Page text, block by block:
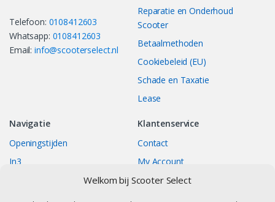
Welkom bij Scooter Select
Telefoon: 0108412603
Whatsapp: 0108412603
Email:info@scooterselect.nl
Reparatie en Onderhoud
Scooter
Betaalmethoden
Cookiebeleid (EU)
Schade en Taxatie
Lease
Navigatie
Openingstijden
In3
Klantenservice
Contact
My Account
Track your Order